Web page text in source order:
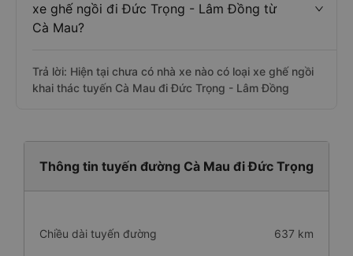
xe ghế ngồi đi Đức Trọng - Lâm Đồng từ
Cà Mau?
Trả lời: Hiện tại chưa có nhà xe nào có loại xe ghế ngồi
khai thác tuyến Cà Mau đi Đức Trọng - Lâm Đồng
Thông tin tuyến đường Cà Mau đi Đức Trọng
Chiều dài tuyến đường 637 km